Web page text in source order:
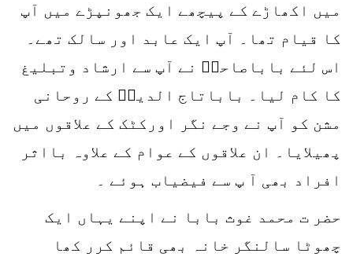
میں اکھاڑے کے پیچھے ایک جھونپڑے میں آپ
کا قیام تھا۔ آپ ایک عابد اور سالک تھے۔
اس لئے باباصاحبؒ نے آپ سے ارشاد وتبلیغ
کا کام لیا۔ باباتاج الدینؒ کے روحانی
مشن کو آپ نے وجے نگر اورکٹک کے علاقوں میں
پھیلایا۔ ان علاقوں کے عوام کے علاوہ بااثر
افراد بھی آ پ سے فیضیاب ہوئے ۔
حضر ت محمد غوث بابا نے اپنے یہاں ایک
چھوٹا سالنگر خانہ بھی قائم کرر کھا